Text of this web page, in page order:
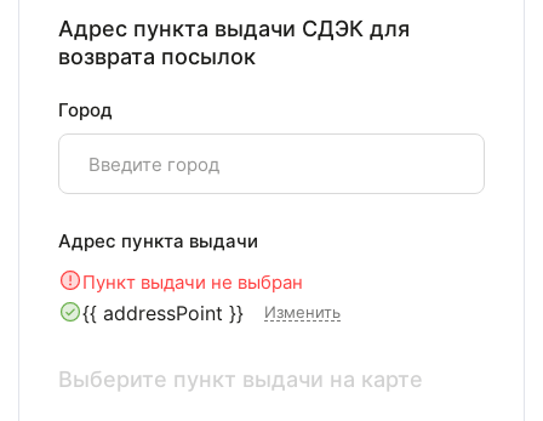
Адрес пункта выдачи СДЭК для
возврата посылок
Город
Адрес пункта выдачи
Пункт выдачи не выбран
{{ addressPoint }} Изменить
Выберите пункт выдачи на карте